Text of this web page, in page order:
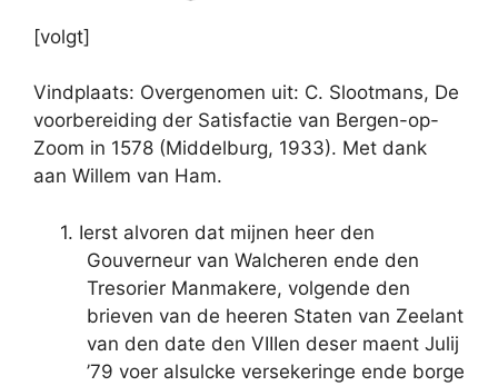
[volgt]
Vindplaats: Overgenomen uit: C. Slootmans, De
voorbereiding der Satisfactie van Bergen-op-
Zoom in 1578 (Middelburg, 1933). Met dank
aan Willem van Ham.
1. Ierst alvoren dat mijnen heer den
Gouverneur van Walcheren ende den
Tresorier Manmakere, volgende den
brieven van de heeren Staten van Zeelant
van den date den VIIIen deser maent Julij
’79 voer alsulcke versekeringe ende borge